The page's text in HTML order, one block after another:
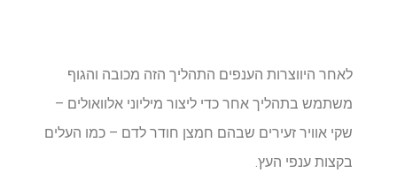
לאחר היווצרות הענפים התהליך הזה מכובה והגוף
משתמש בתהליך אחר כדי ליצור מיליוני אלוואולים –
שקי אוויר זעירים שבהם חמצן חודר לדם – כמו העלים
בקצות ענפי העץ.